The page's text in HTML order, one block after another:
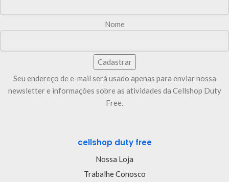
Nome
Seu endereço de e-mail será usado apenas para enviar nossa
newsletter e informações sobre as atividades da Cellshop Duty
Free.
cellshop duty free
Nossa Loja
Trabalhe Conosco